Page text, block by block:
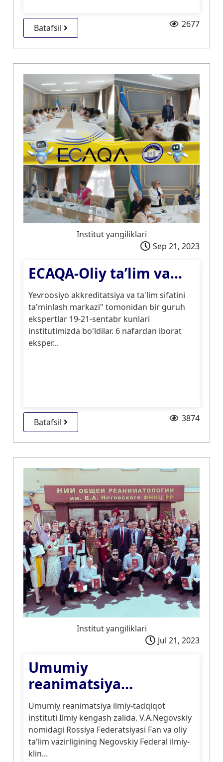
Batafsil 2677
Institut yangiliklari
Sep 21, 2023
ECAQA-Oliy taʼlim va...
Yevroosiyo akkreditatsiya va ta'lim sifatini
ta'minlash markazi" tomonidan bir guruh
ekspertlar 19-21-sentabr kunlari
institutimizda bo'ldilar. 6 nafardan iborat
eksper...
Batafsil 3874
Institut yangiliklari
Jul 21, 2023
Umumiy
reanimatsiya...
Umumiy reanimatsiya ilmiy-tadqiqot
instituti Ilmiy kengash zalida. V.A.Negovskiy
nomidagi Rossiya Federatsiyasi Fan va oliy
ta'lim vazirligining Negovskiy Federal ilmiy-
klin...